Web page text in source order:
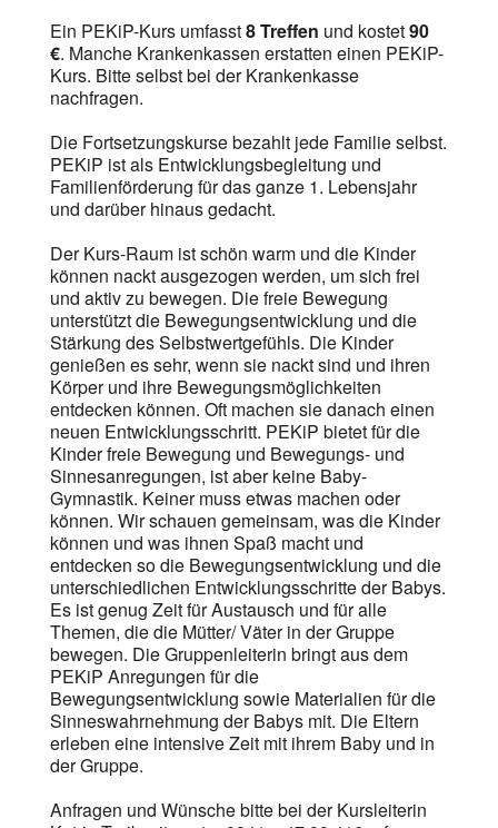
Ein PEKiP-Kurs umfasst8 Treffen und kostet90
€. Manche Krankenkassen erstatten einen PEKiP-
Kurs. Bitte selbst bei der Krankenkasse
nachfragen.
Die Fortsetzungskurse bezahlt jede Familie selbst.
PEKiP ist als Entwicklungsbegleitung und
Familienförderung für das ganze 1. Lebensjahr
und darüber hinaus gedacht.
Der Kurs-Raum ist schön warm und die Kinder
können nackt ausgezogen werden, um sich frei
und aktiv zu bewegen. Die freie Bewegung
unterstützt die Bewegungsentwicklung und die
Stärkung des Selbstwertgefühls. Die Kinder
genießen es sehr, wenn sie nackt sind und ihren
Körper und ihre Bewegungsmöglichkeiten
entdecken können. Oft machen sie danach einen
neuen Entwicklungsschritt. PEKiP bietet für die
Kinder freie Bewegung und Bewegungs- und
Sinnesanregungen, ist aber keine Baby-
Gymnastik. Keiner muss etwas machen oder
können. Wir schauen gemeinsam, was die Kinder
können und was ihnen Spaß macht und
entdecken so die Bewegungsentwicklung und die
unterschiedlichen Entwicklungsschritte der Babys.
Es ist genug Zeit für Austausch und für alle
Themen, die die Mütter/ Väter in der Gruppe
bewegen. Die Gruppenleiterin bringt aus dem
PEKiP Anregungen für die
Bewegungsentwicklung sowie Materialien für die
Sinneswahrnehmung der Babys mit. Die Eltern
erleben eine intensive Zeit mit ihrem Baby und in
der Gruppe.
Anfragen und Wünsche bitte bei der Kursleiterin